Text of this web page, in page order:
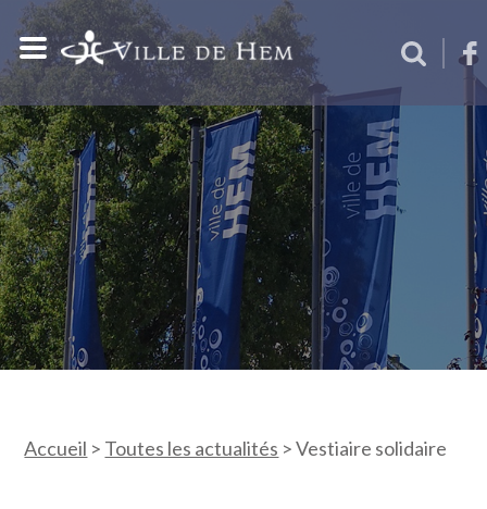
Accueil > Toutes les actualités >Vestiaire solidaire